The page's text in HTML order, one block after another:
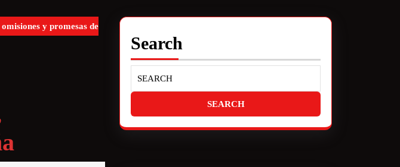
y promesas de
Search